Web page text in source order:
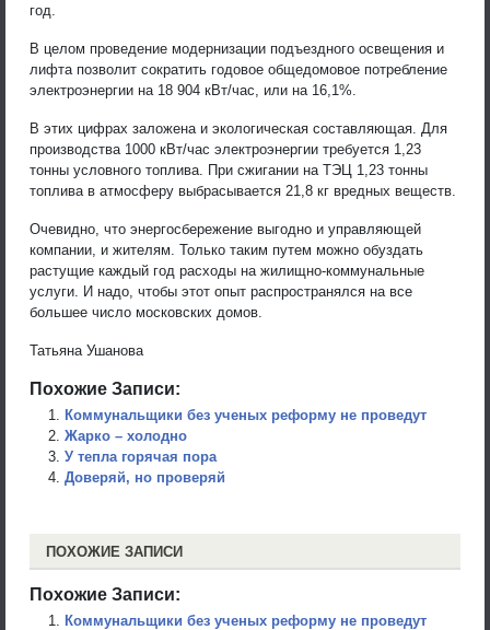
год.
В целом проведение модернизации подъездного освещения и
лифта позволит сократить годовое общедомовое потребление
электроэнергии на 18 904 кВт/час, или на 16,1%.
В этих цифрах заложена и экологическая составляющая. Для
производства 1000 кВт/час электроэнергии требуется 1,23
тонны условного топлива. При сжигании на ТЭЦ 1,23 тонны
топлива в атмосферу выбрасывается 21,8 кг вредных веществ.
Очевидно, что энергосбережение выгодно и управляющей
компании, и жителям. Только таким путем можно обуздать
растущие каждый год расходы на жилищно-коммунальные
услуги. И надо, чтобы этот опыт распространялся на все
большее число московских домов.
Татьяна Ушанова
Похожие Записи:
Коммунальщики без ученых реформу не проведут
Жарко – холодно
У тепла горячая пора
Доверяй, но проверяй
ПОХОЖИЕ ЗАПИСИ
Похожие Записи:
Коммунальщики без ученых реформу не проведут